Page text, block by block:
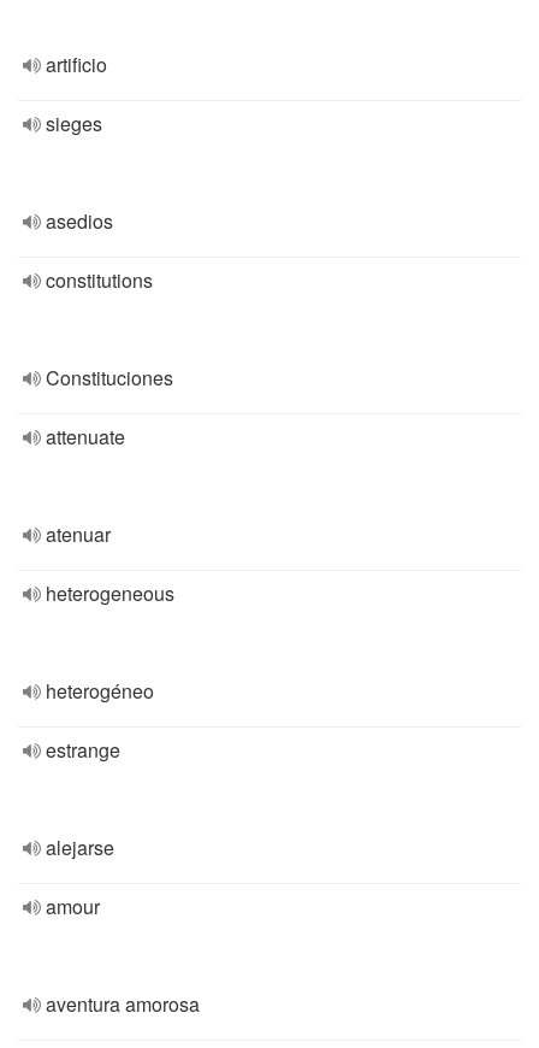
artificio
sieges
asedios
constitutions
Constituciones
attenuate
atenuar
heterogeneous
heterogéneo
estrange
alejarse
amour
aventura amorosa